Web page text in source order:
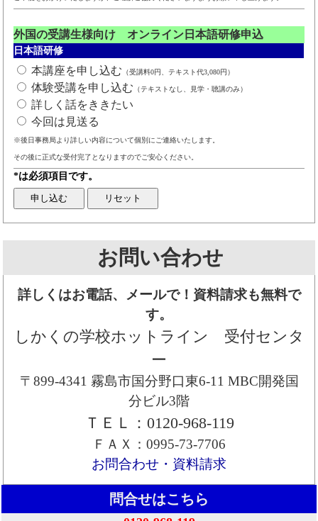
外国の受講生様向け オンライン日本語研修申込
日本語研修
本講座を申し込む （受講料0円、テキスト代3,080円）
体験受講を申し込む （テキストなし、見学・聴講のみ）
詳しく話をききたい
今回は見送る
※後日事務局より詳しい内容について個別にご連絡いたします。
その後に正式な受付完了となりますのでご安心ください。
*は必須項目です。
お問い合わせ
詳しくはお電話、メールで！資料請求も無料で
す。
しかくの学校ホットライン 受付センタ
ー
〒899-4341 霧島市国分野口東6-11 MBC開発国
分ビル3階
ＴＥＬ：0120-968-119
ＦＡＸ：0995-73-7706
お問合わせ・資料請求
問合せはこちら